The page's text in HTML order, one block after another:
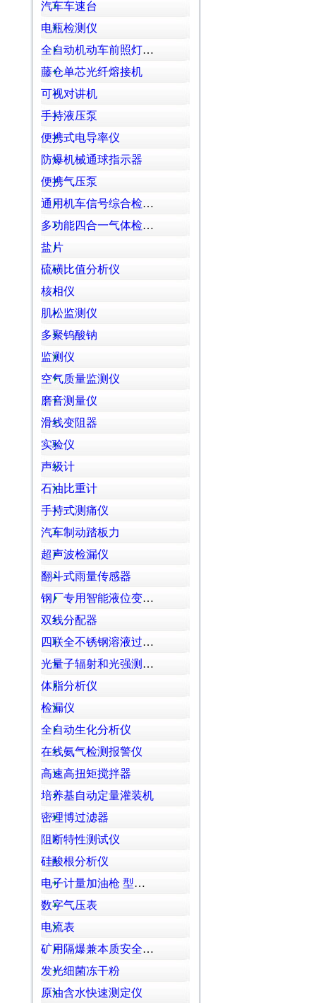
汽车车速台
电瓶检测仪
全自动机动车前照灯检测仪
藤仓单芯光纤熔接机
可视对讲机
手持液压泵
便携式电导率仪
防爆机械通球指示器
便携气压泵
通用机车信号综合检测发码箱
多功能四合一气体检测仪
盐片
硫磺比值分析仪
核相仪
肌松监测仪
多聚钨酸钠
监测仪
空气质量监测仪
磨音测量仪
滑线变阻器
实验仪
声级计
石油比重计
手持式测痛仪
汽车制动踏板力
超声波检漏仪
翻斗式雨量传感器
钢厂专用智能液位变送仪
双线分配器
四联全不锈钢溶液过滤器
光量子辐射和光强测定仪
体脂分析仪
检漏仪
全自动生化分析仪
在线氨气检测报警仪
高速高扭矩搅拌器
培养基自动定量灌装机
密理博过滤器
阻断特性测试仪
硅酸根分析仪
电子计量加油枪 型号:YJ12-DN25库号：M391691
数字气压表
电流表
矿用隔爆兼本质安全型稳压电源
发光细菌冻干粉
原油含水快速测定仪